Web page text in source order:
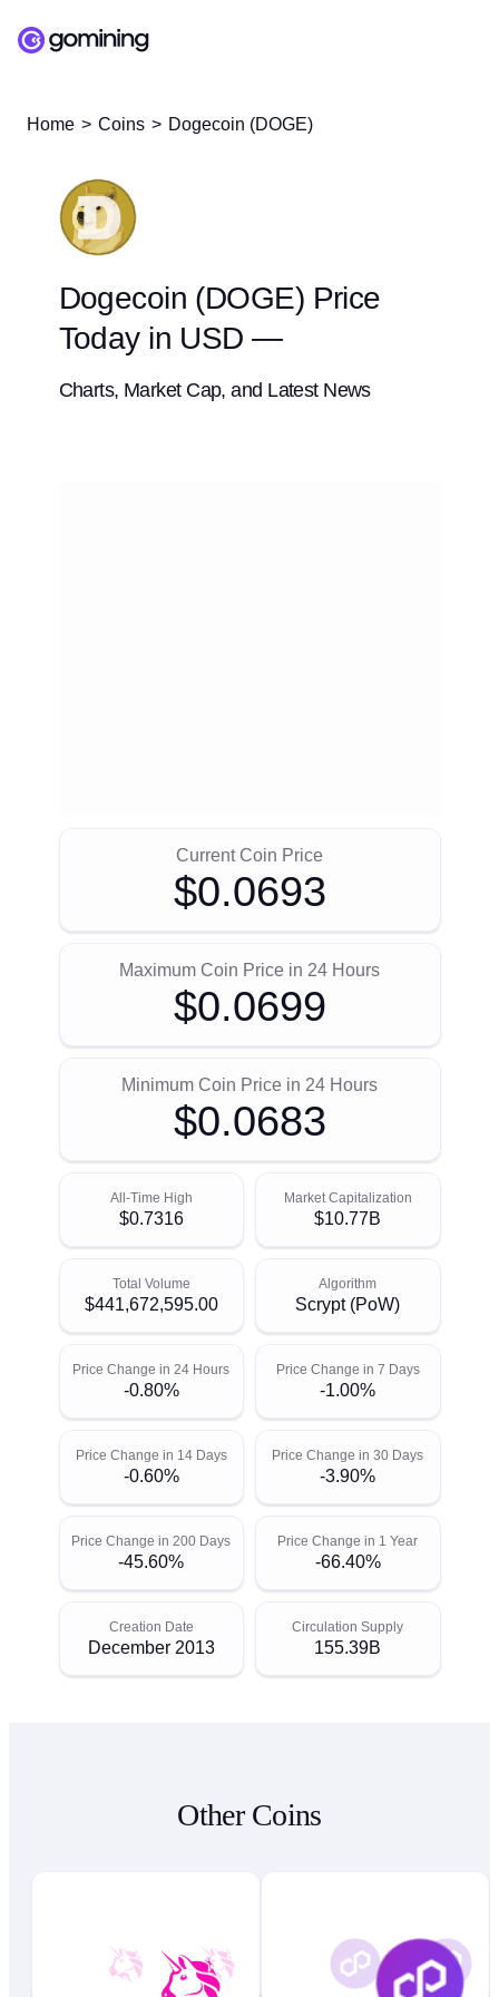
Home Coins Dogecoin (DOGE)
Dogecoin (DOGE) Price
Today in USD —
Charts, Market Cap, and Latest News
Current Coin Price
$0.0693
Maximum Coin Price in 24 Hours
$0.0699
Minimum Coin Price in 24 Hours
$0.0683
All-Time High
$0.7316
Market Capitalization
$10.77B
Total Volume
$441,672,595.00
Algorithm
Scrypt (PoW)
Price Change in 24 Hours
-0.80%
Price Change in 7 Days
-1.00%
Price Change in 14 Days
-0.60%
Price Change in 30 Days
-3.90%
Price Change in 200 Days
-45.60%
Price Change in 1 Year
-66.40%
Creation Date
December 2013
Circulation Supply
155.39B
Other Coins